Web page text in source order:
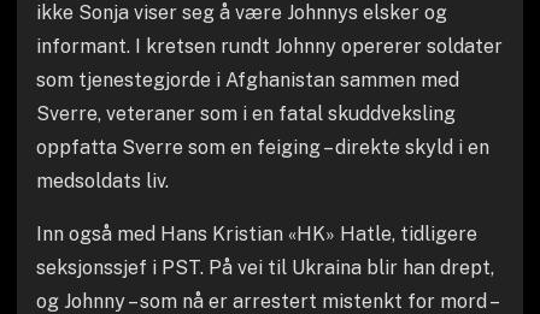
ikke Sonja viser seg å være Johnnys elsker og
informant. I kretsen rundt Johnny opererer soldater
som tjenestegjorde i Afghanistan sammen med
Sverre, veteraner som i en fatal skuddveksling
oppfatta Sverre som en feiging – direkte skyld i en
medsoldats liv.
Inn også med Hans Kristian «HK» Hatle, tidligere
seksjonssjef i PST. På vei til Ukraina blir han drept,
og Johnny – som nå er arrestert mistenkt for mord –